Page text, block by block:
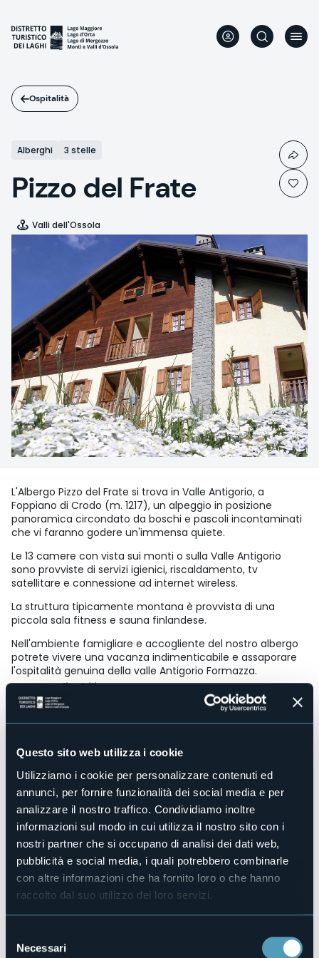
Questo sito web utilizza i cookie
Utilizziamo i cookie per personalizzare contenuti ed
annunci, per fornire funzionalità dei social media e per
analizzare il nostro traffico. Condividiamo inoltre
informazioni sul modo in cui utilizza il nostro sito con i
nostri partner che si occupano di analisi dei dati web,
pubblicità e social media, i quali potrebbero combinarle
con altre informazioni che ha fornito loro o che hanno
raccolto dal suo utilizzo dei loro servizi.
delNecessari
contenuto
principale
Ospitalità
Alberghi 3 stelle
Pizzo del Frate
Valli dell'Ossola
L'Albergo Pizzo del Frate si trova in Valle Antigorio, a
Foppiano di Crodo (m. 1217), un alpeggio in posizione
panoramica circondato da boschi e pascoli incontaminati
che vi faranno godere un'immensa quiete.
Le 13 camere con vista sui monti o sulla Valle Antigorio
sono provviste di servizi igienici, riscaldamento, tv
satellitare e connessione ad internet wireless.
La struttura tipicamente montana è provvista di una
piccola sala fitness e sauna finlandese.
Nell'ambiente famigliare e accogliente del nostro albergo
potrete vivere una vacanza indimenticabile e assaporare
l'ospitalità genuina della valle Antigorio Formazza.
Accesso disabili
No
Centro benessere
Sala congressi
No
Piscina
Animali ammessi
Sì
Camere
13
Posti letto
25